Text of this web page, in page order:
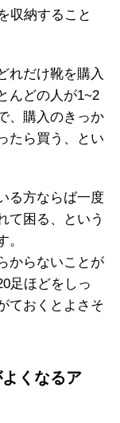
収納すること
れだけ靴を購入
んどの人が1~2
、購入のきっか
たら買う、とい
る方ならば一度
て困る、という
からないことが
足ほどをしっ
ておくとよさそ
くなるア